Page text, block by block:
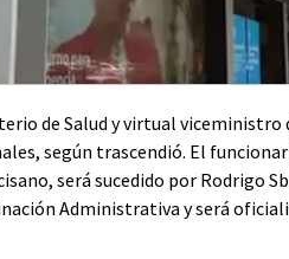
de Salud y virtual viceministro
según trascendió. El
será sucedido por Rodrigo
Administrativa y será